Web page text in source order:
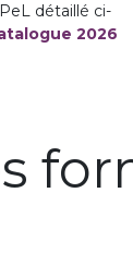
détaillé ci-
2026